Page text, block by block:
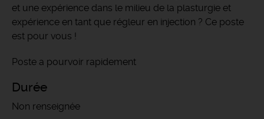
et une expérience dans le milieu de la plasturgie et
expérience en tant que régleur en injection ? Ce poste
est pour vous !
Poste a pourvoir rapidement
Durée
Non renseignée